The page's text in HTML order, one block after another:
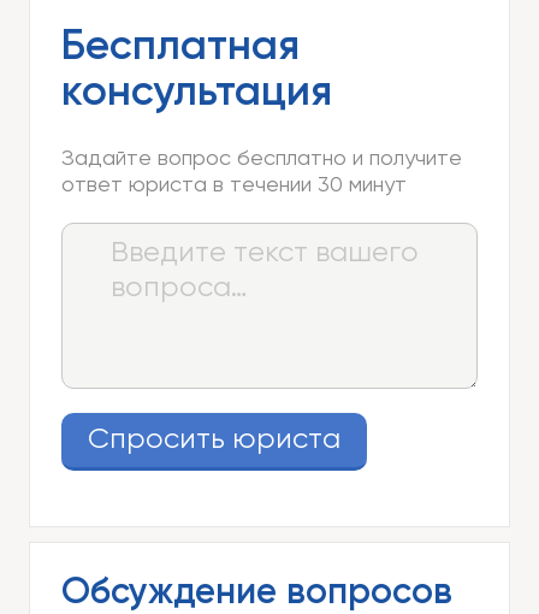
Бесплатная
консультация
Задайте вопрос бесплатно и получите
ответ юриста в течении 30 минут
Спросить юриста
Обсуждение вопросов